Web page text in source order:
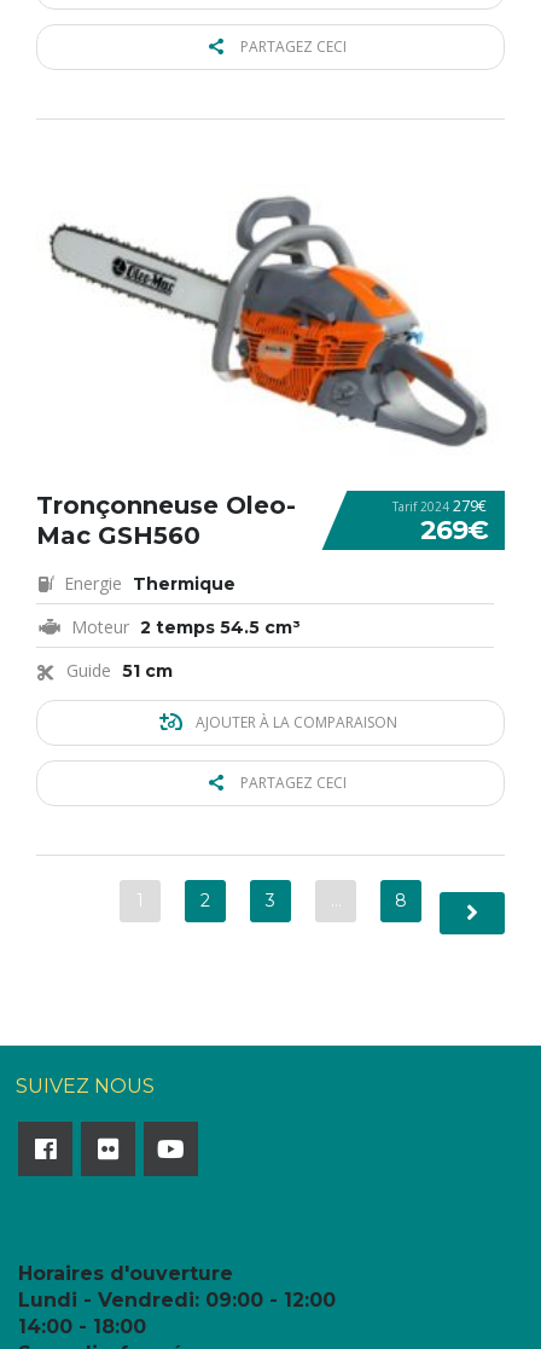
PARTAGEZ CECI
Tarif 2024 279€
269€
Tronçonneuse Oleo-
Mac GSH560
Energie Thermique
Moteur 2 temps 54.5 cm³
Guide 51 cm
AJOUTER À LA COMPARAISON
PARTAGEZ CECI
1 2 3 … 8
SUIVEZ NOUS
Horaires d'ouverture
Lundi - Vendredi: 09:00 - 12:00
14:00 - 18:00